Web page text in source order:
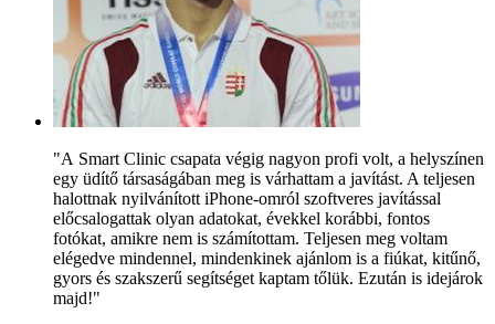
"A Smart Clinic csapata végig nagyon profi volt, a helyszínen
egy üdítő társaságában meg is várhattam a javítást. A teljesen
halottnak nyilvánított iPhone-omról szoftveres javítással
előcsalogattak olyan adatokat, évekkel korábbi, fontos
fotókat, amikre nem is számítottam. Teljesen meg voltam
elégedve mindennel, mindenkinek ajánlom is a fiúkat, kitűnő,
gyors és szakszerű segítséget kaptam tőlük. Ezután is idejárok
majd!"